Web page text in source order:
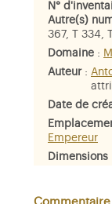
N°
Autre(s)
367, T 334,
Domaine :
Auteur:
Date de
Empereur
Dimensions
campan,